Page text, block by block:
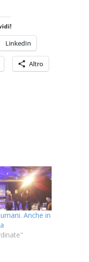
LinkedIn
Altro
Anche in